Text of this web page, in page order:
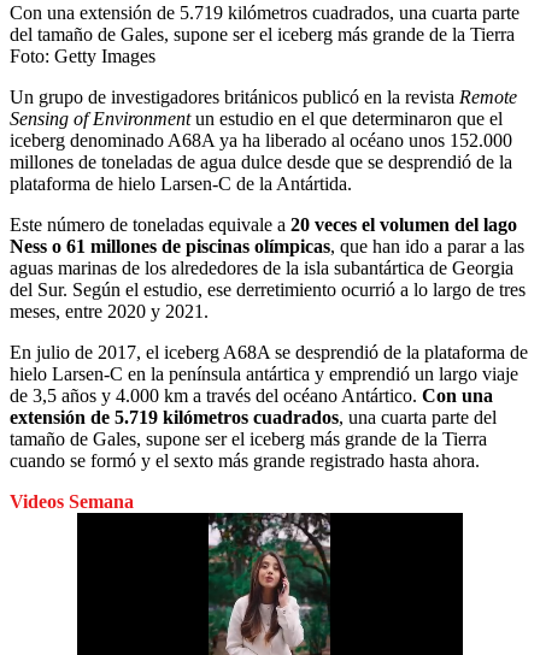
Con una extensión de 5.719 kilómetros cuadrados, una cuarta parte
del tamaño de Gales, supone ser el iceberg más grande de la Tierra
Foto: Getty Images
Un grupo de investigadores británicos publicó en la revista Remote
Sensing of Environmentun estudio en el que determinaron que el
iceberg denominado A68A ya ha liberado al océano unos 152.000
millones de toneladas de agua dulce desde que se desprendió de la
plataforma de hielo Larsen-C de la Antártida.
Este número de toneladas equivale a 20 veces el volumen del lago
Ness o 61 millones de piscinas olímpicas, que han ido a parar a las
aguas marinas de los alrededores de la isla subantártica de Georgia
del Sur. Según el estudio, ese derretimiento ocurrió a lo largo de tres
meses, entre 2020 y 2021.
En julio de 2017, el iceberg A68A se desprendió de la plataforma de
hielo Larsen-C en la península antártica y emprendió un largo viaje
de 3,5 años y 4.000 km a través del océano Antártico. Con una
extensión de 5.719 kilómetros cuadrados, una cuarta parte del
tamaño de Gales, supone ser el iceberg más grande de la Tierra
cuando se formó y el sexto más grande registrado hasta ahora.
Videos Semana